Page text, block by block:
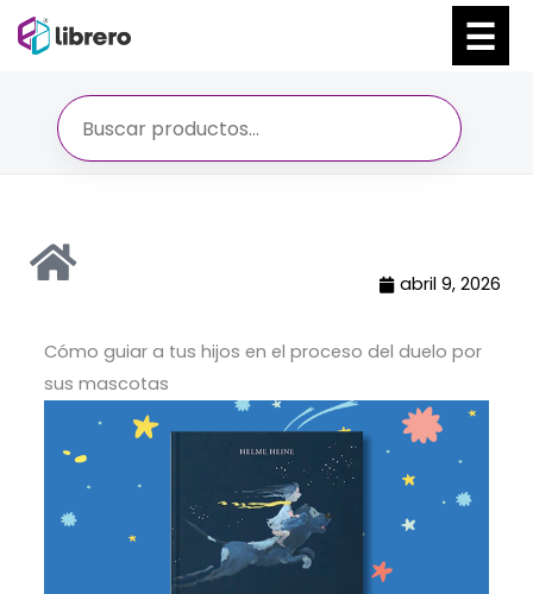
abril 9, 2026
Cómo guiar a tus hijos en el proceso del duelo por
sus mascotas